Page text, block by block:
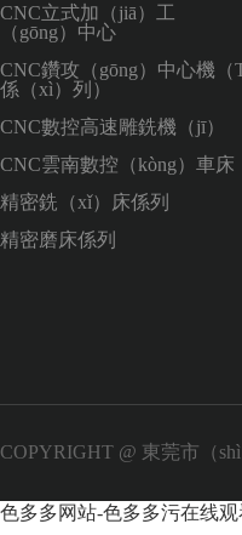
CNC立式加（jiā）工
（gōng）中心
CNC鑽攻（gōng）中心機（
係（xì）列）
CNC數控高速雕銑機（jī）
CNC雲南數控（kòng）車床
精密銑（xǐ）床係列
精密磨床係列
COPYRIGHT @ 東莞市（
色多多网站-色多多污在线